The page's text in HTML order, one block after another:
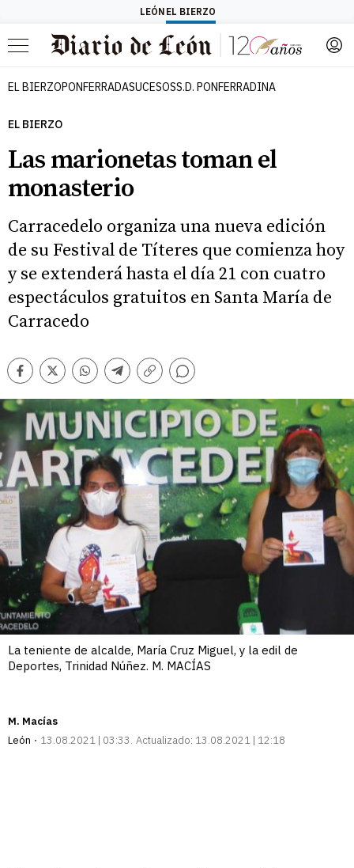
LEÓN EL BIERZO
Menú
EL BIERZOPONFERRADASUCESOSS.D. PONFERRADINA
EL BIERZO
Las marionetas toman el
monasterio
Carracedelo organiza una nueva edición
de su Festival de Títeres que comienza hoy
y se extenderá hasta el día 21 con cuatro
espectáculos gratuitos en Santa María de
Carracedo
Facebook
TwitterWhatsappTelegram
Copiar
Comentarios
La teniente de alcalde, María Cruz Miguel, y la edil de
Deportes, Trinidad Núñez. M. MACÍAS
M. Macías
León
13.08.2021 | 03:33 Actualizado: 13.08.2021 | 12:18